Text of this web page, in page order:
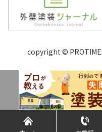
copyright ©